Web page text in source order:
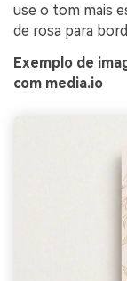
use o tom mais
de rosa para
Exemplo de
com media.io